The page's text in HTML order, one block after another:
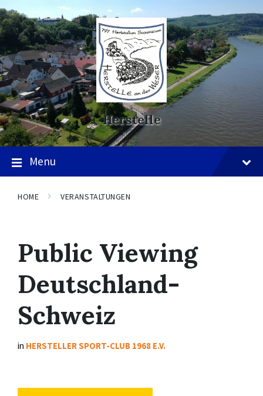
to
content
to
main
navigation
to
footer
Herstelle
Menu
HOME VERANSTALTUNGEN
Public Viewing
Deutschland-
Schweiz
in HERSTELLER SPORT-CLUB 1968 E.V.